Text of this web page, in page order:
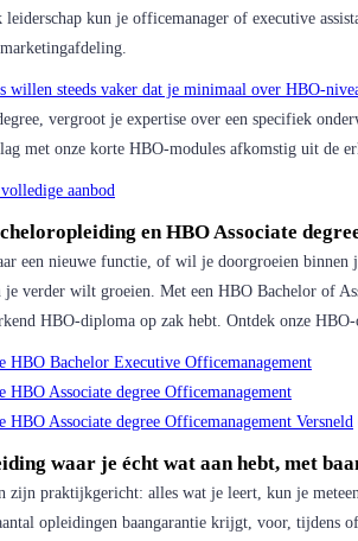
leiderschap kun je officemanager of executive
willen steeds vaker dat je minimaal over HBO-
vergroot je expertise over een specifiek
met onze korte HBO-modules afkomstig uit de
aanbod
en HBO Associate
een nieuwe functie, of wil je doorgroeien binnen
je verder wilt groeien. Met een HBO Bachelor of
HBO-diploma op zak hebt. Ontdek onze
HBO Bachelor Executive Officemanagement
HBO Associate degree Officemanagement
HBO Associate degree Officemanagement Versneld
waar je écht wat aan hebt, met
zijn praktijkgericht: alles wat je leert, kun je
opleidingen baangarantie krijgt, voor, tijdens